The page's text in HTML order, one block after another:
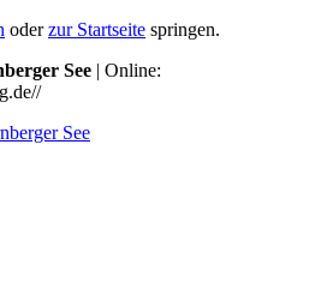
oderzur Startseite springen.
See | Online: